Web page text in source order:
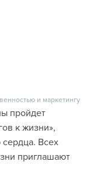
и маркетингу
пройдет
к жизни»,
Всех
приглашают